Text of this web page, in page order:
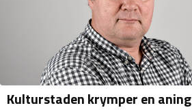
Kulturstaden krymper en aning